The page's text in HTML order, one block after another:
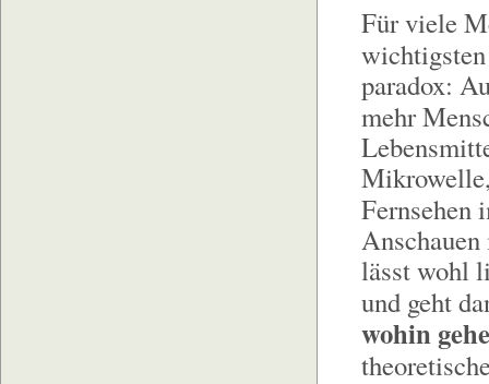
Für viele
paradox:
mehr
Fernsehen
lässt wohl
und geht
wohin